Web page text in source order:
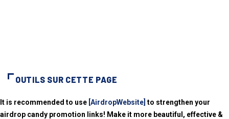
OUTILS SUR CETTE PAGE
It is recommended to use [AirdropWebsite] to strengthen your
airdrop candy promotion links! Make it more beautiful, effective &